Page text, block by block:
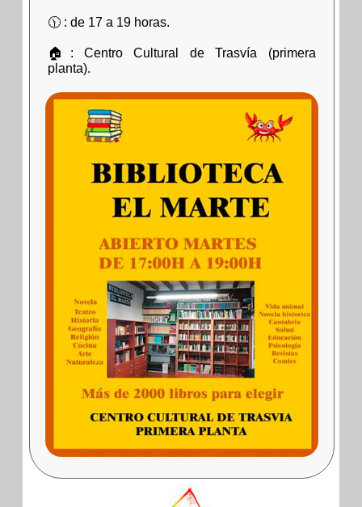
🕦 : de 17 a 19 horas.
🏠: Centro Cultural de Trasvía (primera
planta).